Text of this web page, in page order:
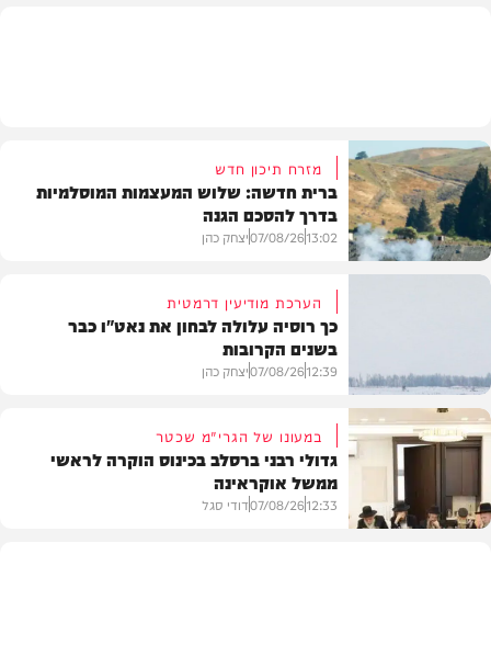
מזרח תיכון חדש
ברית חדשה: שלוש המעצמות המוסלמיות
בדרך להסכם הגנה
13:02
07/08/26יצחק כהן
הערכת מודיעין דרמטית
כך רוסיה עלולה לבחון את נאט"ו כבר
בשנים הקרובות
12:39
07/08/26יצחק כהן
במעונו של הגרי"מ שכטר
גדולי רבני ברסלב בכינוס הוקרה לראשי
ממשל אוקראינה
12:33
07/08/26דודי סגל